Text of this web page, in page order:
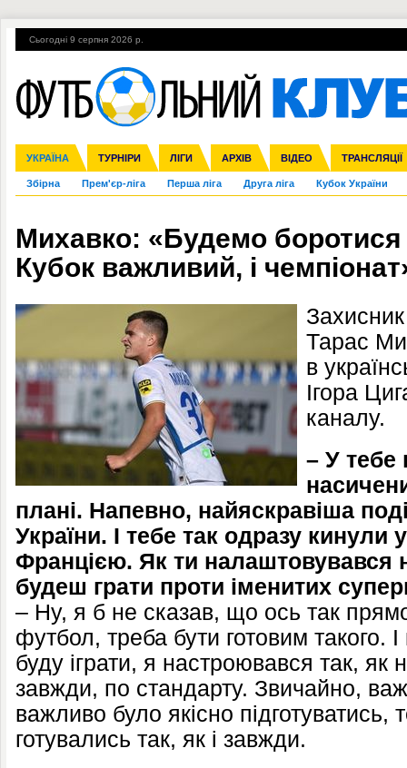
Сьогодні 9 серпня 2026 р.
УКРАЇНА ТУРНІРИ ЛІГИ АРХІВ ВІДЕО ТРАНСЛЯЦІЇ
Збірна Прем'єр-ліга Перша ліга Друга ліга Кубок України
Ліга чемпіонів Ліга Європи Міжнародні Ліга націй Ліга
Англія Іспанія Італія Німеччина Франція Інші
ЧС-2014 ЄВРО-2016 Росія Кубок конфедерацій ЧЄ-2015 (U-
Гарячі теми УПЛ, 2-й тур ВІЙНА УПЛ-ПЕРЕХОДИ
Михавко: «Будемо боротися
Кубок важливий, і
Тарас
в
Ігора
каналу.
– У тебе
плані. Напевно, найяскравіша
України. І тебе так одразу кинули
Францією. Як ти налаштовувався
будеш грати проти іменитих
– Ну, я б не сказав, що ось так
футбол, треба бути готовим такого.
буду іграти, я настроювався так, як
завжди, по стандарту. Звичайно,
важливо було якісно
готувались так, як і завжди.